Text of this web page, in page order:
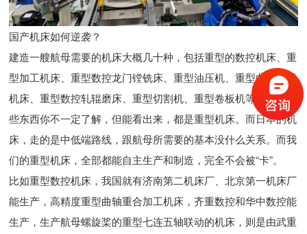
国产机床如何逆袭？
建造一艘航母需要的机床大概几十种，包括重型的数控机床、重
型加工机床、重型数控龙门镗铣床、重型油压机、重型曲轴加工
机床、重型数控轧辊磨床、重型切割机、重型卷板机等。虽然这
些东西你不一定了解，但能看出来，都是重型机床。而日本的机
床，走的是中低端路线，跟航母所需要的基本没什么关系。而我
们的重型机床，全部都能自主生产和制造，完全不会被“卡”。
比如重型数控机床，我国就有济南第二机床厂、北京第一机床厂
能生产，高精度重型曲轴重合加工机床，齐重数控和华中数控能
生产，生产航母螺旋桨的重型七连五轴联动的机床，则是由武重